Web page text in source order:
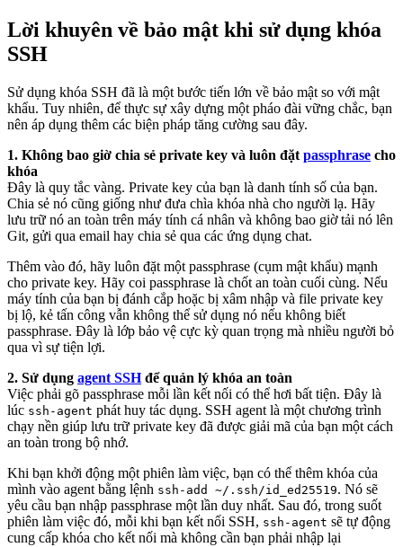
Lời khuyên về bảo mật khi sử dụng khóa
SSH
Sử dụng khóa SSH đã là một bước tiến lớn về bảo mật so với mật
khẩu. Tuy nhiên, để thực sự xây dựng một pháo đài vững chắc, bạn
nên áp dụng thêm các biện pháp tăng cường sau đây.
1. Không bao giờ chia sẻ private key và luôn đặt passphrase cho
khóa
Đây là quy tắc vàng. Private key của bạn là danh tính số của bạn.
Chia sẻ nó cũng giống như đưa chìa khóa nhà cho người lạ. Hãy
lưu trữ nó an toàn trên máy tính cá nhân và không bao giờ tải nó lên
Git, gửi qua email hay chia sẻ qua các ứng dụng chat.
Thêm vào đó, hãy luôn đặt một passphrase (cụm mật khẩu) mạnh
cho private key. Hãy coi passphrase là chốt an toàn cuối cùng. Nếu
máy tính của bạn bị đánh cắp hoặc bị xâm nhập và file private key
bị lộ, kẻ tấn công vẫn không thể sử dụng nó nếu không biết
passphrase. Đây là lớp bảo vệ cực kỳ quan trọng mà nhiều người bỏ
qua vì sự tiện lợi.
2. Sử dụng agent SSHđể quản lý khóa an toàn
Việc phải gõ passphrase mỗi lần kết nối có thể hơi bất tiện. Đây là
lúc ssh-agent phát huy tác dụng. SSH agent là một chương trình
chạy nền giúp lưu trữ private key đã được giải mã của bạn một cách
an toàn trong bộ nhớ.
Khi bạn khởi động một phiên làm việc, bạn có thể thêm khóa của
mình vào agent bằng lệnh ssh-add ~/.ssh/id_ed25519. Nó sẽ
yêu cầu bạn nhập passphrase một lần duy nhất. Sau đó, trong suốt
phiên làm việc đó, mỗi khi bạn kết nối SSH, ssh-agent sẽ tự động
cung cấp khóa cho kết nối mà không cần bạn phải nhập lại